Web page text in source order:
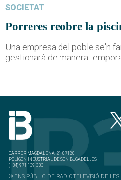
SOCIETAT
Porreres reobre la
Una empresa del poble se'n
gestionarà de manera
CARRER MAGDALENA, 21, 07180
POLÍGON INDUSTRIAL DE SON BUGADELLES
(+34) 971 139 333
© ENS PÚBLIC DE RADIOTELEVISIÓ DE LES